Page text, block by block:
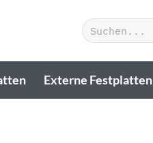
Suchen
nach:
Externe Festplatten